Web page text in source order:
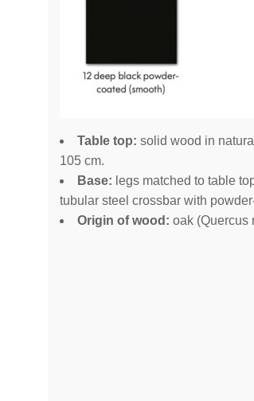
Table top: solid wood in
105 cm.
Base: legs matched to table
tubular steel crossbar with
Origin of wood: oak (Quercus